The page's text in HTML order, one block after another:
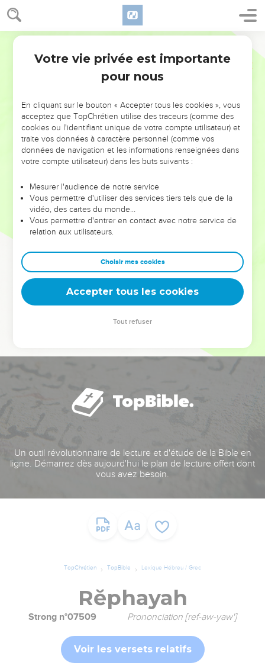
NE MANQUEZ PAS L’ÉVÉNEMENT
DE L’ANNÉE !
ET SI LEURS ERREURS POUVAIENT VOUS ÉVITER LES
VOTRES ?
leur foi ou leur vision. Mais on voit moins les doutes, les erreurs
et les saisons difficiles qu'ils ont traversés, alors même que ce
sont elles qui les ont façonnés.
Dans cette conférence, leaders, entrepreneurs, et responsables
clés pour avancer avec plus de sagesse afin que leurs erreurs
deviennent vos tremplins. Que vous guidiez un ministère, une
équipe, un groupe ou une famille, leur expérience est faite
Un outil révolutionnaire de lecture et d'étude de la Bible en
ligne. Démarrez dès aujourd'hui le plan de lecture offert dont
vous avez besoin.
TopChrétien TopBible Lexique Hébreu / Grec
Rĕphayah
Strong n°07509 Prononciation [ref-aw-yaw']
Voir les versets relatifs
Votre vie privée est importante
pour nous
En cliquant sur le bouton « Accepter tous les cookies », vous
acceptez que TopChrétien utilise des traceurs (comme des
cookies ou l'identifiant unique de votre compte utilisateur) et
traite vos données à caractère personnel (comme vos
données de navigation et les informations renseignées dans
votre compte utilisateur) dans les buts suivants :
Mesurer l'audience de notre service
Vous permettre d'utiliser des services tiers tels que de la
vidéo, des cartes du monde…
Vous permettre d'entrer en contact avec notre service de
relation aux utilisateurs.
Choisir mes cookies
Accepter tous les cookies
Tout refuser